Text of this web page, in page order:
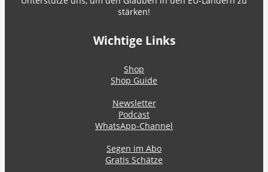
stärken!
Wichtige Links
Shop
Shop Guide
Newsletter
Podcast
WhatsApp-Channel
Segen im Abo
Gratis Schätze